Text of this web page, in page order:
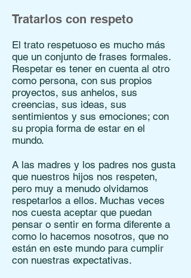
Tratarlos con respeto
El trato respetuoso es mucho más
que un conjunto de frases formales.
Respetar es tener en cuenta al otro
como persona, con sus propios
proyectos, sus anhelos, sus
creencias, sus ideas, sus
sentimientos y sus emociones; con
su propia forma de estar en el
mundo.
A las madres y los padres nos gusta
que nuestros hijos nos respeten,
pero muy a menudo olvidamos
respetarlos a ellos. Muchas veces
nos cuesta aceptar que puedan
pensar o sentir en forma diferente a
como lo hacemos nosotros, que no
están en este mundo para cumplir
con nuestras expectativas.